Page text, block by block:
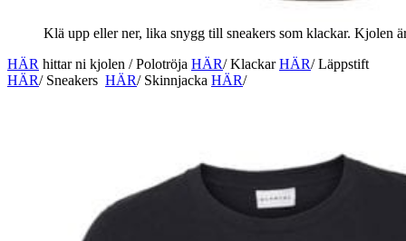
Klä upp eller ner, lika snygg till sneakers som klackar. Kjolen
HÄR hittar ni kjolen / Polotröja HÄR/ KlackarHÄR/ Läppstift
HÄR/ Sneakers HÄR/ Skinnjacka HÄR/